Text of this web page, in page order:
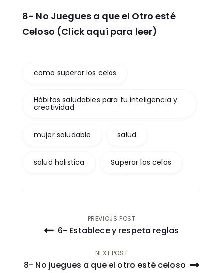
8- No Juegues a que el Otro esté
Celoso (Click aquí para leer)
como superar los celos
Hábitos saludables para tu inteligencia y
creatividad
mujer saludable salud
salud holistica Superar los celos
Post
PREVIOUS POST
6- Establece y respeta reglas
NEXT POST
8- No juegues a que el otro esté celoso